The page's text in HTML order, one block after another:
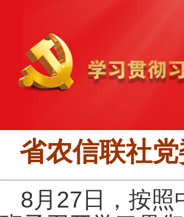
省农信联社
8月27日，按照